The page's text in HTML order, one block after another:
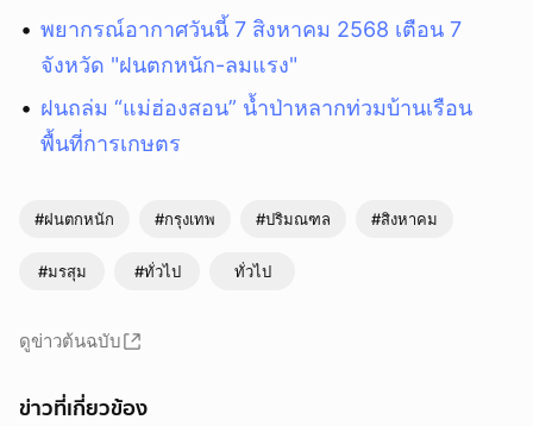
พยากรณ์อากาศวันนี้ 7 สิงหาคม 2568 เตือน 7
จังหวัด "ฝนตกหนัก-ลมแรง"
ฝนถล่ม “แม่ฮ่องสอน” น้ำป่าหลากท่วมบ้านเรือน
พื้นที่การเกษตร
#ฝนตกหนัก #กรุงเทพ #ปริมณฑล #สิงหาคม
#มรสุม #ทั่วไป ทั่วไป
ดูข่าวต้นฉบับ
ข่าวที่เกี่ยวข้อง